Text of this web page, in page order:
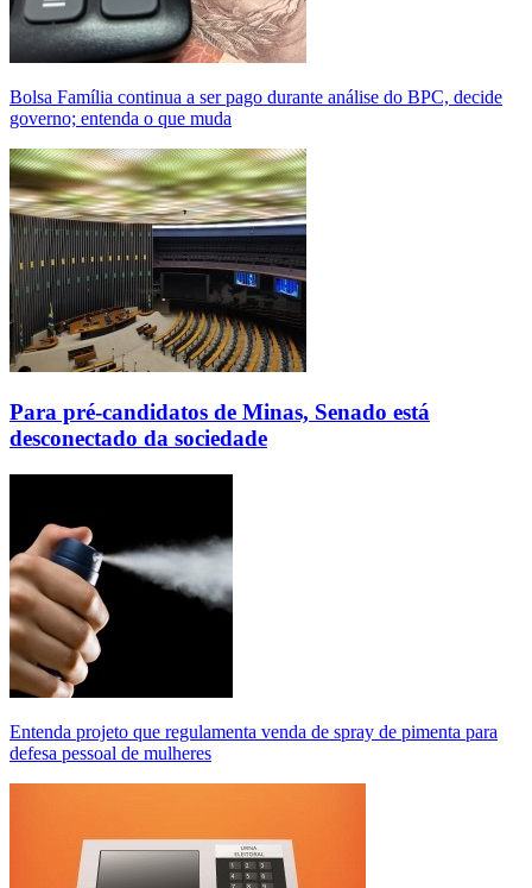
Bolsa Família continua a ser pago durante análise do BPC, decide
governo; entenda o que muda
Para pré-candidatos de Minas, Senado está
desconectado da sociedade
Entenda projeto que regulamenta venda de spray de pimenta para
defesa pessoal de mulheres